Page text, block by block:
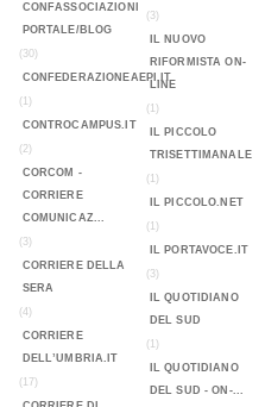
CONFASSOCIAZIONI
PORTALE/BLOG
(30)
CONFEDERAZIONEAEPI.IT
(1)
CONTROCAMPUS.IT
(2)
CORCOM -
CORRIERE
COMUNICAZ...
(3)
CORRIERE DELLA
SERA
(4)
CORRIERE
DELL’UMBRIA.IT
(17)
(3)
IL NUOVO
RIFORMISTA ON-
LINE
(1)
IL PICCOLO
TRISETTIMANALE
(1)
IL PICCOLO.NET
(1)
IL PORTAVOCE.IT
(3)
IL QUOTIDIANO
DEL SUD
(1)
IL QUOTIDIANO
DEL SUD - ON-...